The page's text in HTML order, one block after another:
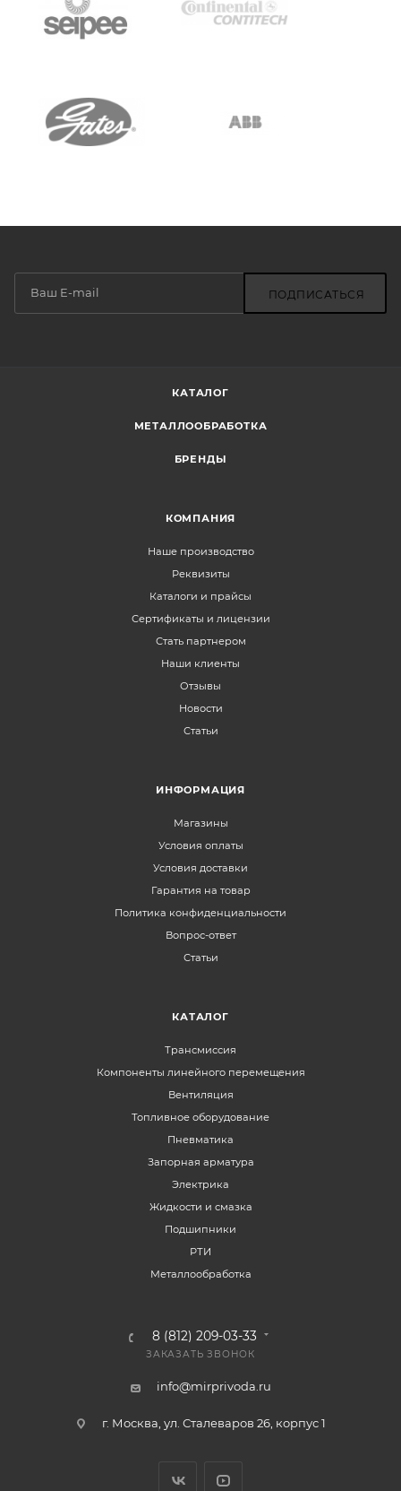
ПОДПИСАТЬСЯ
КАТАЛОГ
МЕТАЛЛООБРАБОТКА
БРЕНДЫ
КОМПАНИЯ
Наше производство
Реквизиты
Каталоги и прайсы
Сертификаты и лицензии
Стать партнером
Наши клиенты
Отзывы
Новости
Статьи
ИНФОРМАЦИЯ
Магазины
Условия оплаты
Условия доставки
Гарантия на товар
Политика конфиденциальности
Вопрос-ответ
Статьи
КАТАЛОГ
Трансмиссия
Компоненты линейного перемещения
Вентиляция
Топливное оборудование
Пневматика
Запорная арматура
Электрика
Жидкости и смазка
Подшипники
РТИ
Металлообработка
8 (812) 209-03-33
ЗАКАЗАТЬ ЗВОНОК
info@mirprivoda.ru
г. Москва, ул. Сталеваров 26, корпус 1